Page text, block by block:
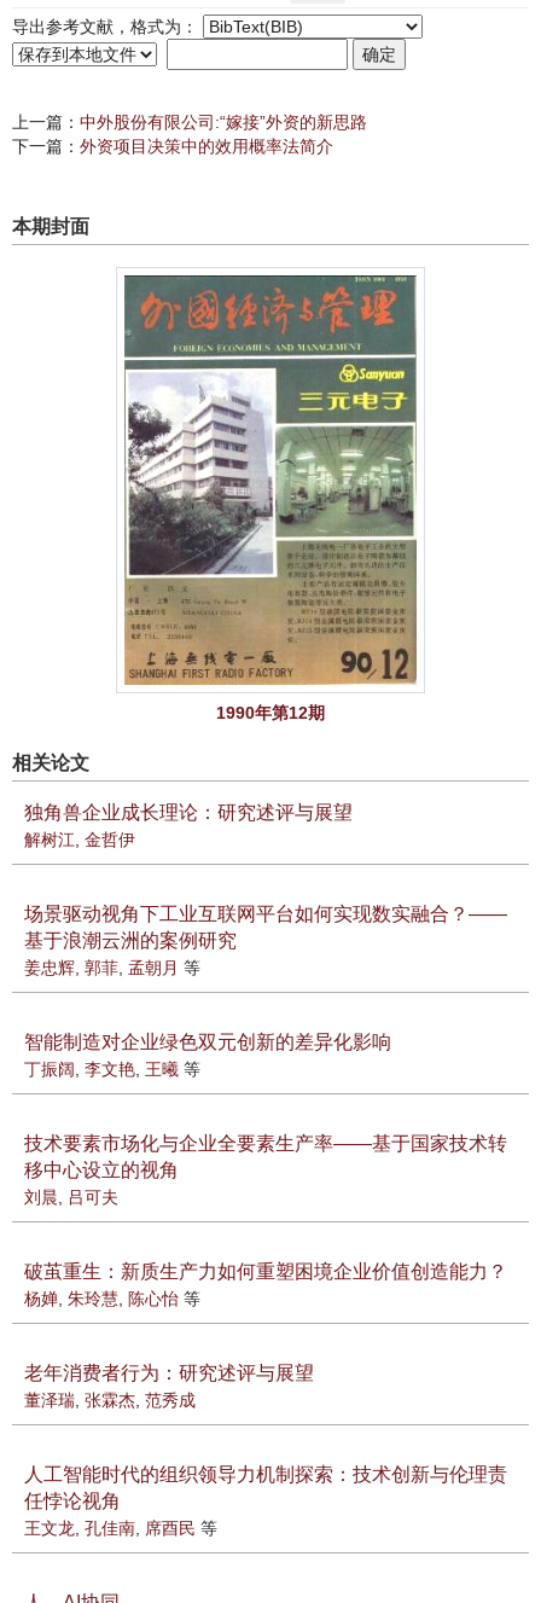
导出参考文献，格式为：
上一篇： 中外股份有限公司:“嫁接”外资的新思路
下一篇： 外资项目决策中的效用概率法简介
本期封面
1990年第12期
相关论文
独角兽企业成长理论：研究述评与展望
解树江 金哲伊
场景驱动视角下工业互联网平台如何实现数实融合？——
基于浪潮云洲的案例研究
姜忠辉 郭菲 孟朝月 等
智能制造对企业绿色双元创新的差异化影响
丁振阔 李文艳 王曦 等
技术要素市场化与企业全要素生产率——基于国家技术转
移中心设立的视角
刘晨 吕可夫
破茧重生：新质生产力如何重塑困境企业价值创造能力？
杨婵 朱玲慧 陈心怡 等
老年消费者行为：研究述评与展望
董泽瑞 张霖杰 范秀成
人工智能时代的组织领导力机制探索：技术创新与伦理责
任悖论视角
王文龙 孔佳南 席酉民 等